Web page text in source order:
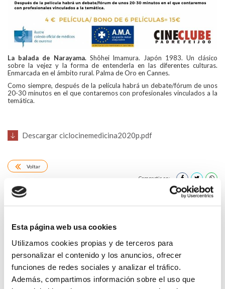
Esta página web usa cookies
Utilizamos cookies propias y de terceros para
personalizar el contenido y los anuncios, ofrecer
funciones de redes sociales y analizar el tráfico.
Además, compartimos información sobre el uso que
La balada de Narayama.Shôhei Imamura. Japón 1983. Un clásico
sobre la vejez y la forma de entenderla en las diferentes culturas.
Enmarcada en el ámbito rural. Palma de Oro en Cannes.
Como siempre, después de la película habrá un debate/fórum de unos
20-30 minutos en el que contaremos con profesionales vinculados a la
temática.
Descargar ciclocinemedicina2020p.pdf
Voltar
Compartir en:
FAI UN COMENTARIO